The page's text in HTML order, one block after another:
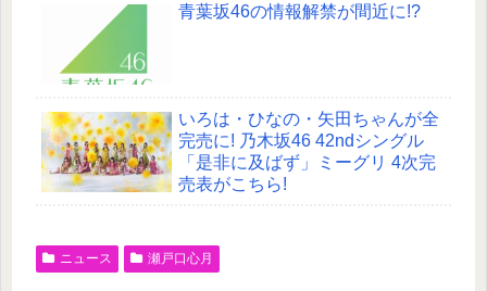
青葉坂46の情報解禁が間近に!?
いろは・ひなの・矢田ちゃんが全
完売に! 乃木坂46 42ndシングル
「是非に及ばず」ミーグリ 4次完
売表がこちら!
ニュース 瀬戸口心月